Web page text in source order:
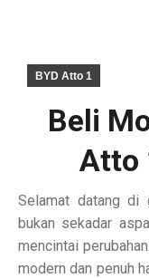
BYD Atto 1
Beli
Atto
Selamat datang di
bukan sekadar
mencintai
modern dan penuh